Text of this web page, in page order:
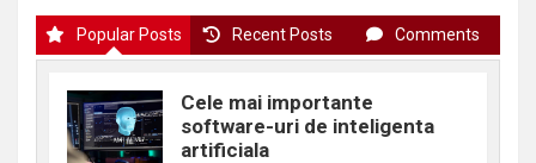
Popular Posts Recent Posts Comments
Cele mai importante
software-uri de inteligenta
artificiala